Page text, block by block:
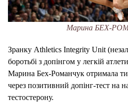
Марина БЕХ-
Зранку Athletics Integrity Unit
боротьбі з допінгом у легкій
Марина Бех-Романчук отримала
через позитивний допінг-тест на
тестостерону.